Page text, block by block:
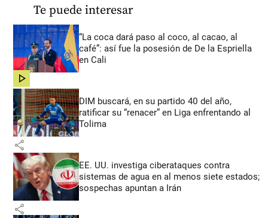
Te puede interesar
“La coca dará paso al coco, al cacao, al
café”: así fue la posesión de De la Espriella
en Cali
share
DIM buscará, en su partido 40 del año,
ratificar su “renacer” en Liga enfrentando al
Tolima
share
EE. UU. investiga ciberataques contra
sistemas de agua en al menos siete estados;
sospechas apuntan a Irán
share